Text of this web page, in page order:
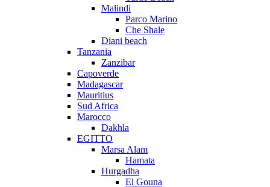
Malindi
Parco Marino
Che Shale
Diani beach
Tanzania
Zanzibar
Capoverde
Madagascar
Mauritius
Sud Africa
Marocco
Dakhla
EGITTO
Marsa Alam
Hamata
Hurgadha
El Gouna